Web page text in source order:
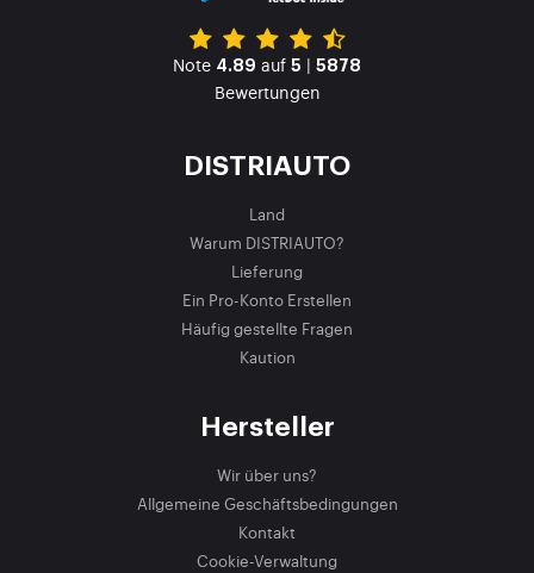
Note 4.89 auf 5 | 5878
Bewertungen
DISTRIAUTO
Land
Warum DISTRIAUTO?
Lieferung
Ein Pro-Konto Erstellen
Häufig gestellte Fragen
Kaution
Hersteller
Wir über uns?
Allgemeine Geschäftsbedingungen
Kontakt
Cookie-Verwaltung